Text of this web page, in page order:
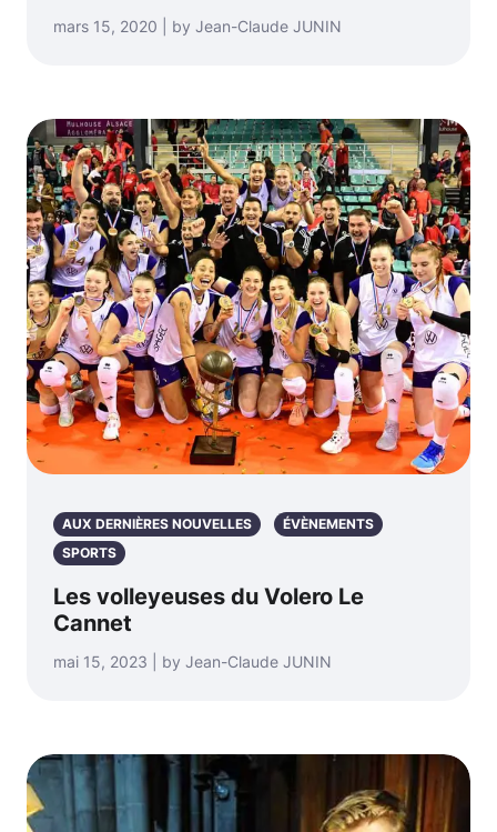
mars 15, 2020 | by Jean-Claude JUNIN
AUX DERNIÈRES NOUVELLES
ÉVÈNEMENTS
SPORTS
Les volleyeuses du Volero Le
Cannet
mai 15, 2023 | by Jean-Claude JUNIN